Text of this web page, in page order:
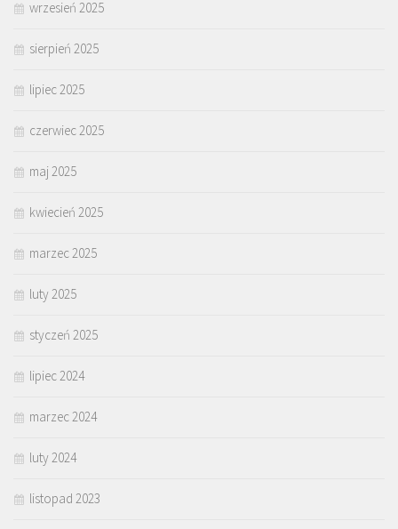
wrzesień 2025
sierpień 2025
lipiec 2025
czerwiec 2025
maj 2025
kwiecień 2025
marzec 2025
luty 2025
styczeń 2025
lipiec 2024
marzec 2024
luty 2024
listopad 2023